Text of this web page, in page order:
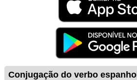
Conjugação do verbo espanhol